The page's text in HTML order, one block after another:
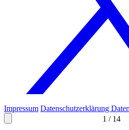
1 / 14
Impressum Datenschutzerklärung